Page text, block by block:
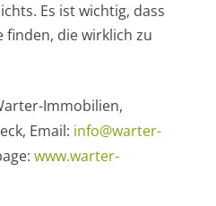
Es ist wichtig, dass
finden, die wirklich zu
Immobilien,
Email: info@warter-
www.warter-